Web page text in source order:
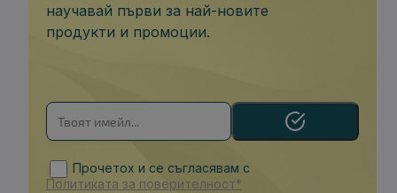
научавай първи за най-новите
продукти и промоции.
Прочетох и се съгласявам с
Политиката за поверителност*